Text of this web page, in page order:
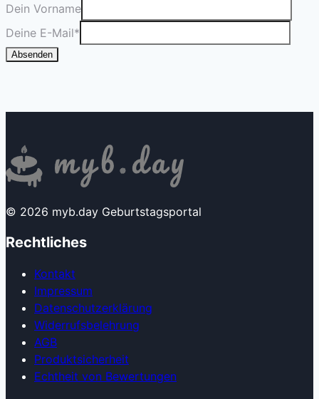
Dein Vorname
Deine E-Mail*
Absenden
© 2026 myb.day Geburtstagsportal
Rechtliches
Kontakt
Impressum
Datenschutzerklärung
Widerrufsbelehrung
AGB
Produkt­sicherheit
Echtheit von Bewertungen